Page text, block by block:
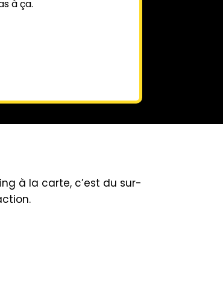
à ça.
à la carte, c’est du sur-